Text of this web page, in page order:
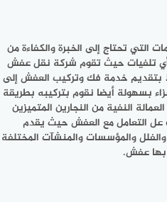
تحتاج إلى الخبرة والكفاءة من
تلفيات حيث تقوم شركة نقل عفش
خدمة فك وتركيب العفش إلى
بسهولة أيضا نقوم بتركيبه بطريقة
النفية من النجارين المتميزين
عل التعامل مع العفش حيث يقدم
والمؤسسات والمنشآت المختلفة
بها عفش.